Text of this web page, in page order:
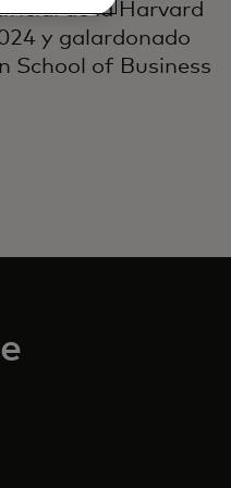
de la Harvard
y galardonado
School of Business